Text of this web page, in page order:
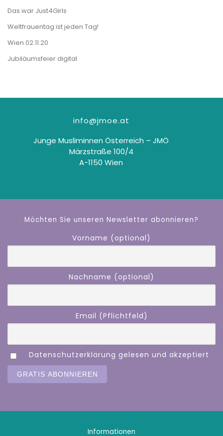
Das war Just4Girls
Weltfrauentag ist jeden Tag!
Wien 02.11.20
Jubiläumsfeier digital
info@jmoe.at
Junge Musliminnen Österreich – JMÖ
Märzstraße 100/4
A-1150 Wien
Möchten Sie unseren Newsletter abonnieren?
Vorname (optional)
Nachname (optional)
Email (Pflichtfeld)
Datenschutzerklärung gelesen und akzeptiert
Informationen